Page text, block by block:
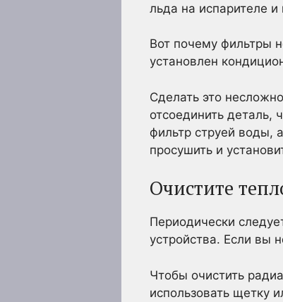
льда на испарителе
Вот почему фильтры
установлен
Сделать это
отсоединить деталь,
фильтр струей воды,
просушить и
Очистите
Периодически
устройства. Если вы
Чтобы очистить
использовать щетку